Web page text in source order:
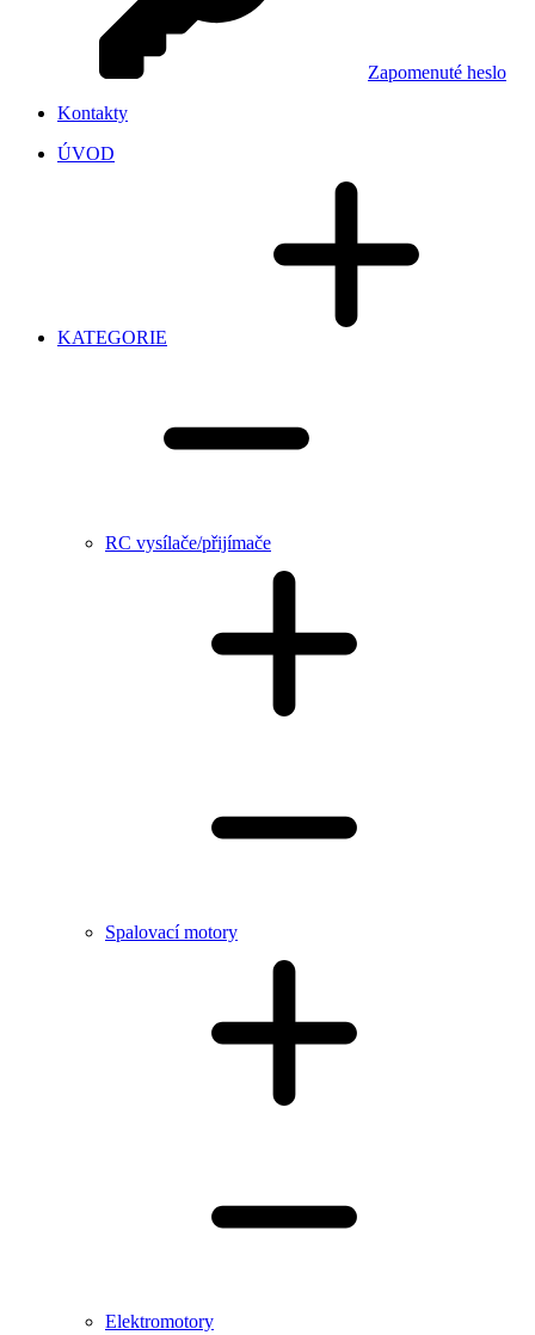
Zapomenuté heslo
Kontakty
ÚVOD
KATEGORIE
RC vysílače/přijímače
Spalovací motory
Elektromotory